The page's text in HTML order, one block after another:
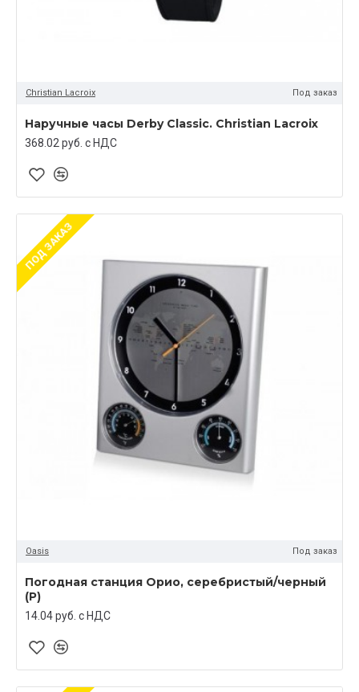
Christian Lacroix Под заказ
Наручные часы Derby Classic. Christian Lacroix
368.02 руб. c НДС
ПОД ЗАКАЗ
Oasis Под заказ
Погодная станция Орио, серебристый/черный
(Р)
14.04 руб. c НДС